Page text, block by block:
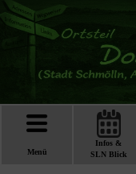
Menü
Infos &
SLN Blick